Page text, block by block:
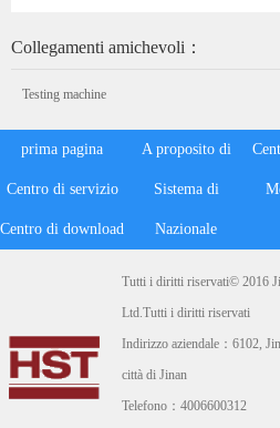
Collegamenti amichevoli：
Testing machine
prima pagina A proposito di
Hengsi
Centro di servizio Sistema di
marketing
Centro di download Nazionale
Tutti i diritti riservati© 2016
Ltd.Tutti i diritti riservati
Indirizzo aziendale：6102,
città di Jinan
Telefono：4006600312